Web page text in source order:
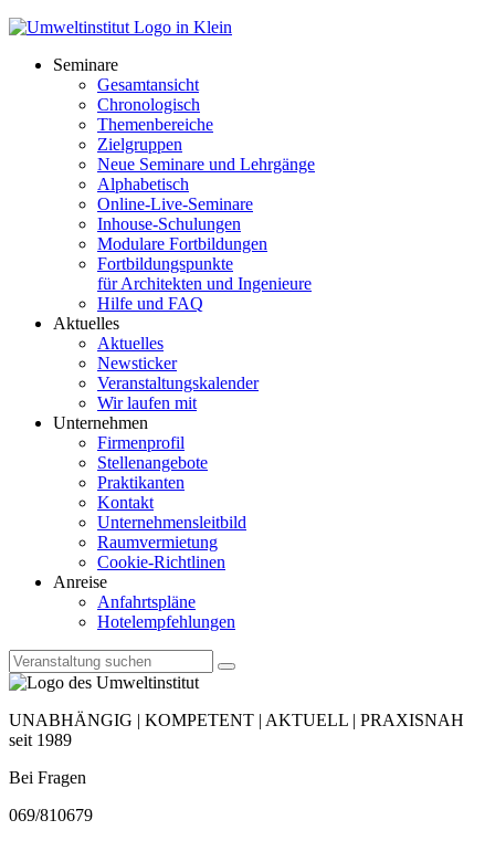
Seminare
Gesamtansicht
Chronologisch
Themenbereiche
Zielgruppen
Neue Seminare und Lehrgänge
Alphabetisch
Online-Live-Seminare
Inhouse-Schulungen
Modulare Fortbildungen
Fortbildungspunkte
für Architekten und Ingenieure
Hilfe und FAQ
Aktuelles
Aktuelles
Newsticker
Veranstaltungskalender
Wir laufen mit
Unternehmen
Firmenprofil
Stellenangebote
Praktikanten
Kontakt
Unternehmensleitbild
Raumvermietung
Cookie-Richtlinen
Anreise
Anfahrtspläne
Hotelempfehlungen
UNABHÄNGIG | KOMPETENT | AKTUELL | PRAXISNAH
seit 1989
Bei Fragen
069/810679